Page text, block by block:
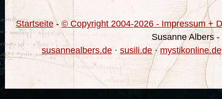
Startseite- © Copyright 2004-2026 - Impressum +
Susanne Albers
susannealbers.de · susili.de ·mystikonline.de